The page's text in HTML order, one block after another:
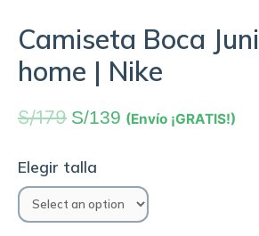
Camiseta Boca
home | Nike
S/179 S/139 (Envío ¡GRATIS!)
Elegir talla